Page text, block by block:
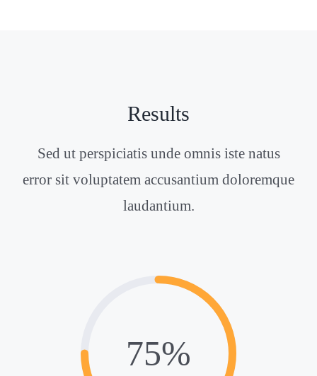
Results
Sed ut perspiciatis unde omnis iste natus
error sit voluptatem accusantium doloremque
laudantium.
75%